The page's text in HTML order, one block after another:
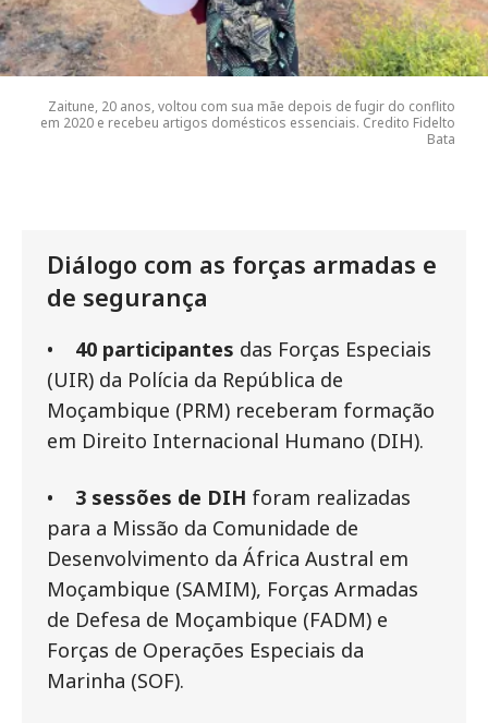
Zaitune, 20 anos, voltou com sua mãe depois de fugir do conflito
em 2020 e recebeu artigos domésticos essenciais. Credito Fidelto
Bata
Diálogo com as forças armadas e
de segurança
• 40 participantes das Forças Especiais
(UIR) da Polícia da República de
Moçambique (PRM) receberam formação
em Direito Internacional Humano (DIH).
• 3 sessões de DIH foram realizadas
para a Missão da Comunidade de
Desenvolvimento da África Austral em
Moçambique (SAMIM), Forças Armadas
de Defesa de Moçambique (FADM) e
Forças de Operações Especiais da
Marinha (SOF).